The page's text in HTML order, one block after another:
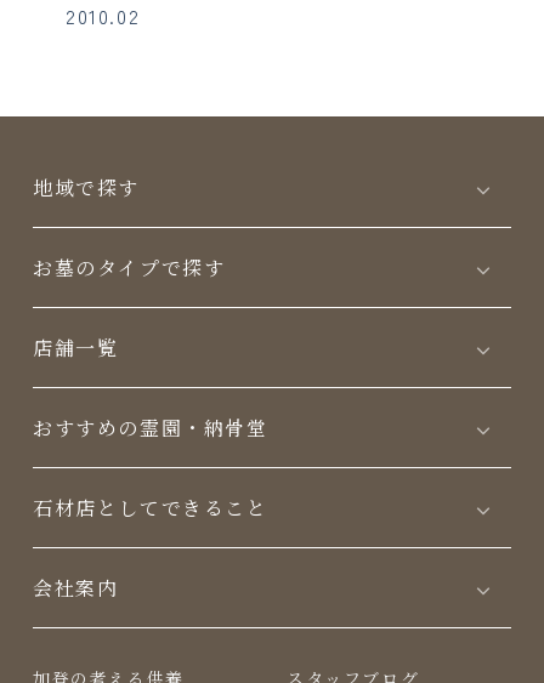
2010.02
地域で探す
お墓のタイプで探す
店舗一覧
おすすめの霊園・納骨堂
⽯材店としてできること
会社案内
加登の考える供養
スタッフブログ